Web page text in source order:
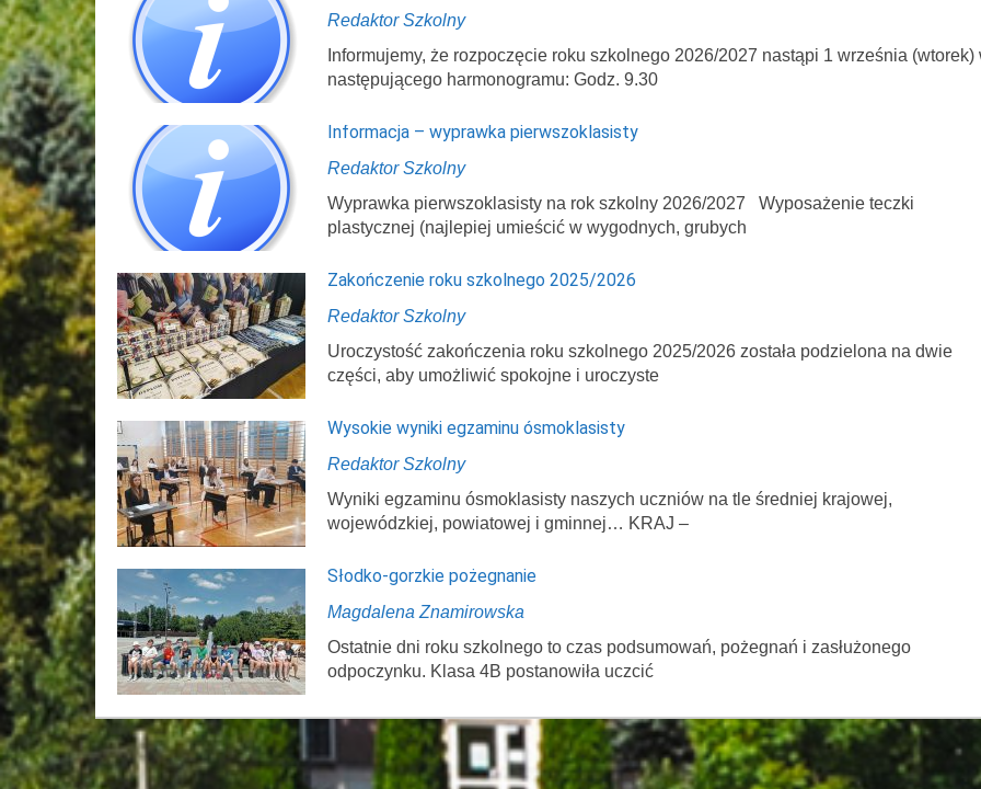
Redaktor Szkolny
Informujemy, że rozpoczęcie roku szkolnego 2026/2027 nastąpi 1 września (wtorek)
następującego harmonogramu: Godz. 9.30
Informacja – wyprawka pierwszoklasisty
Redaktor Szkolny
Wyprawka pierwszoklasisty na rok szkolny 2026/2027 Wyposażenie teczki
plastycznej (najlepiej umieścić w wygodnych, grubych
Zakończenie roku szkolnego 2025/2026
Redaktor Szkolny
Uroczystość zakończenia roku szkolnego 2025/2026 została podzielona na dwie
części, aby umożliwić spokojne i uroczyste
Wysokie wyniki egzaminu ósmoklasisty
Redaktor Szkolny
Wyniki egzaminu ósmoklasisty naszych uczniów na tle średniej krajowej,
wojewódzkiej, powiatowej i gminnej… KRAJ –
Słodko-gorzkie pożegnanie
Magdalena Znamirowska
Ostatnie dni roku szkolnego to czas podsumowań, pożegnań i zasłużonego
odpoczynku. Klasa 4B postanowiła uczcić